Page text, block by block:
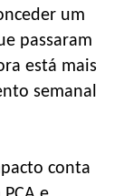
um
passaram
está mais
semanal
conta